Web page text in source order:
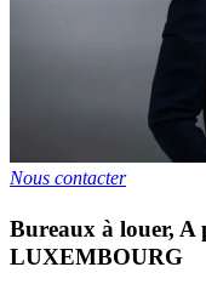
Nous contacter
Bureaux à louer, A
LUXEMBOURG